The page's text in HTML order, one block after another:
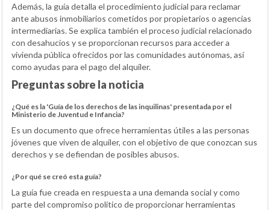
Además, la guía detalla el procedimiento judicial para reclamar
ante abusos inmobiliarios cometidos por propietarios o agencias
intermediarias. Se explica también el proceso judicial relacionado
con desahucios y se proporcionan recursos para acceder a
vivienda pública ofrecidos por las comunidades autónomas, así
como ayudas para el pago del alquiler.
Preguntas sobre la noticia
¿Qué es la 'Guía de los derechos de las inquilinas' presentada por el
Ministerio de Juventud e Infancia?
Es un documento que ofrece herramientas útiles a las personas
jóvenes que viven de alquiler, con el objetivo de que conozcan sus
derechos y se defiendan de posibles abusos.
¿Por qué se creó esta guía?
La guía fue creada en respuesta a una demanda social y como
parte del compromiso político de proporcionar herramientas